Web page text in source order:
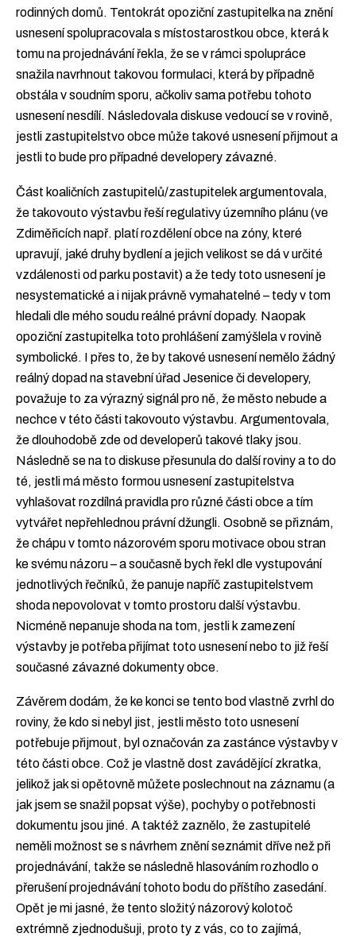
rodinných domů. Tentokrát opoziční zastupitelka na znění
usnesení spolupracovala s místostarostkou obce, která k
tomu na projednávání řekla, že se v rámci spolupráce
snažila navrhnout takovou formulaci, která by případně
obstála v soudním sporu, ačkoliv sama potřebu tohoto
usnesení nesdílí. Následovala diskuse vedoucí se v rovině,
jestli zastupitelstvo obce může takové usnesení přijmout a
jestli to bude pro případné developery závazné.
Část koaličních zastupitelů/zastupitelek argumentovala,
že takovouto výstavbu řeší regulativy územního plánu (ve
Zdiměřicích např. platí rozdělení obce na zóny, které
upravují, jaké druhy bydlení a jejich velikost se dá v určité
vzdálenosti od parku postavit) a že tedy toto usnesení je
nesystematické a i nijak právně vymahatelné – tedy v tom
hledali dle mého soudu reálné právní dopady. Naopak
opoziční zastupitelka toto prohlášení zamýšlela v rovině
symbolické. I přes to, že by takové usnesení nemělo žádný
reálný dopad na stavební úřad Jesenice či developery,
považuje to za výrazný signál pro ně, že město nebude a
nechce v této části takovouto výstavbu. Argumentovala,
že dlouhodobě zde od developerů takové tlaky jsou.
Následně se na to diskuse přesunula do další roviny a to do
té, jestli má město formou usnesení zastupitelstva
vyhlašovat rozdílná pravidla pro různé části obce a tím
vytvářet nepřehlednou právní džungli. Osobně se přiznám,
že chápu v tomto názorovém sporu motivace obou stran
ke svému názoru – a současně bych řekl dle vystupování
jednotlivých řečníků, že panuje napříč zastupitelstvem
shoda nepovolovat v tomto prostoru další výstavbu.
Nicméně nepanuje shoda na tom, jestli k zamezení
výstavby je potřeba přijímat toto usnesení nebo to již řeší
současné závazné dokumenty obce.
Závěrem dodám, že ke konci se tento bod vlastně zvrhl do
roviny, že kdo si nebyl jist, jestli město toto usnesení
potřebuje přijmout, byl označován za zastánce výstavby v
této části obce. Což je vlastně dost zavádějící zkratka,
jelikož jak si opětovně můžete poslechnout na záznamu (a
jak jsem se snažil popsat výše), pochyby o potřebnosti
dokumentu jsou jiné. A taktéž zaznělo, že zastupitelé
neměli možnost se s návrhem znění seznámit dříve než při
projednávání, takže se následně hlasováním rozhodlo o
přerušení projednávání tohoto bodu do příštího zasedání.
Opět je mi jasné, že tento složitý názorový kolotoč
extrémně zjednodušuji, proto ty z vás, co to zajímá,